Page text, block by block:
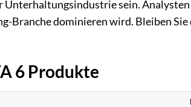
sein. Analysten
Branche dominieren wird. Bleiben
6 Produkte